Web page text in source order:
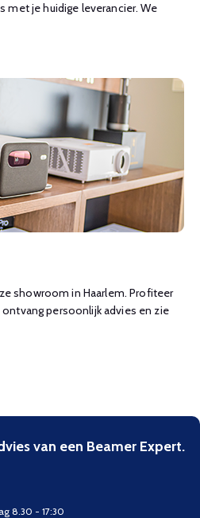
met je huidige leverancier. We
showroom in Haarlem. Profiteer
persoonlijk advies en zie
van een Beamer Expert.
8.30 - 17:30